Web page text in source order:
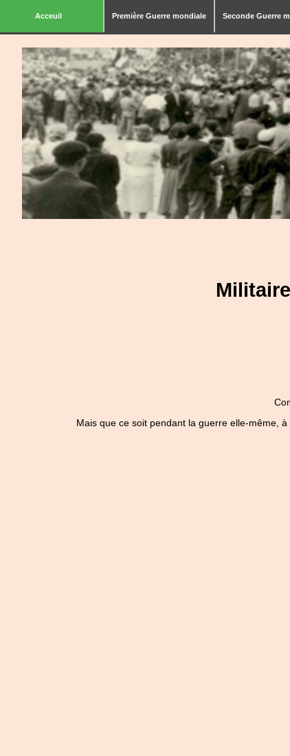
Acceuil Première Guerre mondiale Seconde Guerre
Mais que ce soit pendant la guerre elle-même,